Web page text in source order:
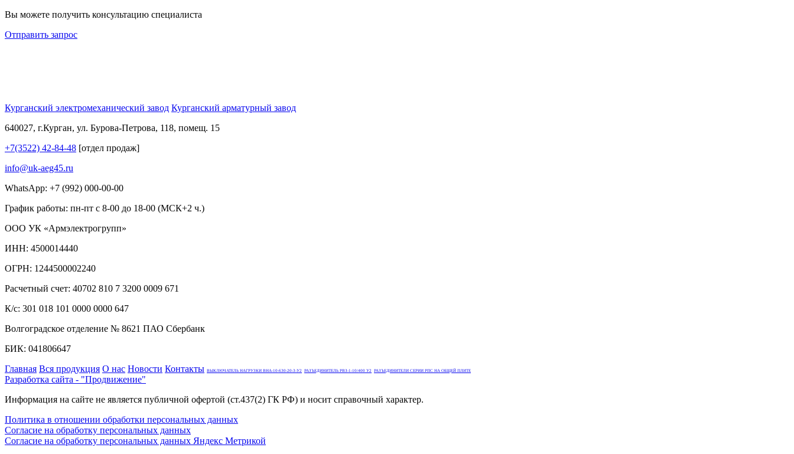
Вы можете получить консультацию специалиста
Отправить запрос
Курганский электромеханический завод Курганский арматурный завод
640027, г.Курган, ул. Бурова-Петрова, 118, помещ. 15
+7(3522) 42-84-48 [отдел продаж]
info@uk-aeg45.ru
WhatsApp: +7 (992) 000-00-00
График работы: пн-пт с 8-00 до 18-00 (МСК+2 ч.)
ООО УК «Армэлектрогрупп»
ИНН: 4500014440
ОГРН: 1244500002240
Расчетный счет: 40702 810 7 3200 0009 671
К/с: 301 018 101 0000 0000 647
Волгоградское отделение № 8621 ПАО Сбербанк
БИК: 041806647
Главная Вся продукция О нас Новости Контакты ВЫКЛЮЧАТЕЛЬ НАГРУЗКИ ВНА-10-630-20-3-У2 РАЗЪЕДИНИТЕЛЬ РВЗ-1-10/400 У2 РАЗЪЕДИНИТЕЛИ СЕРИИ РПС НА ОБЩЕЙ ПЛИТЕ
Разработка сайта - "Продвижение"
Информация на сайте не является публичной офертой (ст.437(2) ГК РФ) и носит справочный характер.
Политика в отношении обработки персональных данных
Согласие на обработку персональных данных
Согласие на обработку персональных данных Яндекс Метрикой